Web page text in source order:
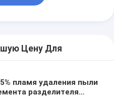
Цену Для
пламя удаления пыли
разделителя